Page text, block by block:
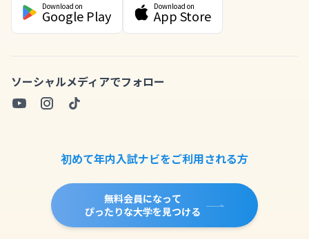
Download on
Google Play
Download on
App Store
ソーシャルメディアでフォロー
初めて年内入試ナビをご利用される方
無料会員になって
ぴったりな大学を見つける